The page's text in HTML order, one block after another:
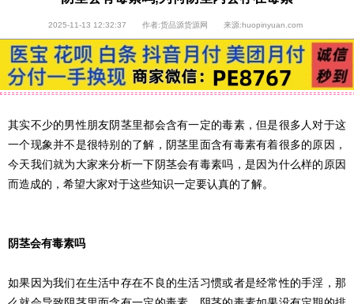
2025-11-13 12:32:37 作者:货品源货源网 来源:huopinyuan.com
其实不少的男性朋友阴茎里都会含有一定的毒素，但是很多人对于这
一个现象并不是很特别的了解，阴茎里面含有毒素有着很多的原因，
今天我们就为大家来分析一下阴茎会有毒素吗，是因为什么样的原因
而造成的，希望大家对于这些知识一定要认真的了解。
阴茎会有毒素吗
如果因为我们在生活中存在不良的生活习惯或者是经常性的手淫，那